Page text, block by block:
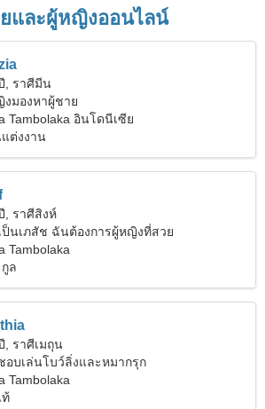
และผู้หญิงออนไลน์
, ราศีมีน
งมองหาผู้ชาย
Tambolaka อินโดนีเซีย
ต่งงาน
, ราศีสิงห์
ป็นเภสัช ฉันต้องการผู้หญิงที่สวย
Tambolaka
ล
, ราศีเมถุน
อบเล่นโบว์ลิ่งและหมากรุก
Tambolaka
ท้